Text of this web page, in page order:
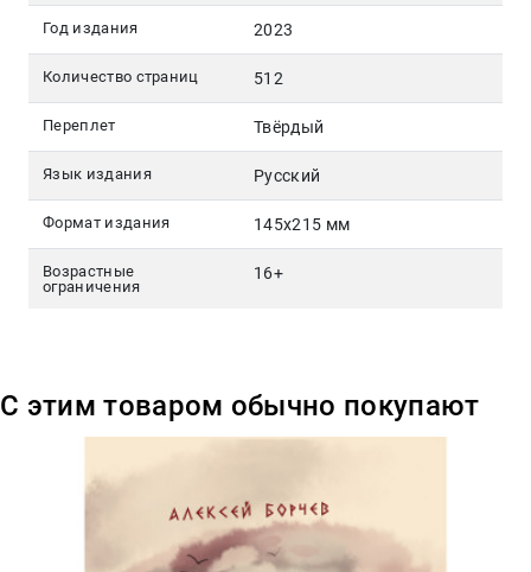
Год издания 2023
Количество страниц 512
Переплет Твёрдый
Язык издания Русский
Формат издания 145х215 мм
Возрастные
ограничения
16+
С этим товаром обычно покупают